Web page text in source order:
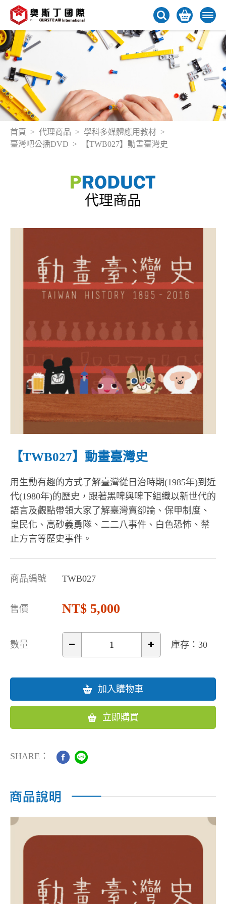
首頁 代理商品
學科多媒體應用教材
臺灣吧公播DVD
【TWB027】動畫臺灣史
代理商品
【TWB027】動畫臺灣史
用生動有趣的方式了解臺灣從日治時期(1985年)到近
代(1980年)的歷史，跟著黑啤與啤下組織以新世代的
語言及觀點帶領大家了解臺灣賣卻論、保甲制度、
皇民化、高砂義勇隊、二二八事件、白色恐怖、禁
止方言等歷史事件。
商品編號 TWB027
售價 5,000
數量 庫存：30
加入購物車
立即購買
SHARE：